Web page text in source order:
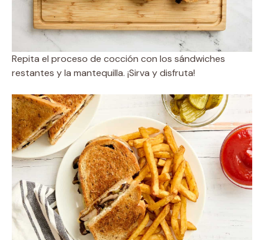
Repita el proceso de cocción con los sándwiches
restantes y la mantequilla. ¡Sirva y disfruta!